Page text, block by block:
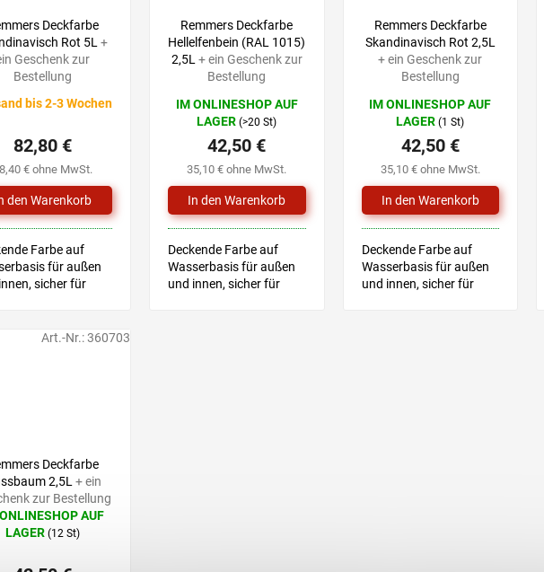
Deckfarbe
Rot 5L+
Geschenk zur
Bestellung
bis 2-3 Wochen
€ ohne MwSt.
82,80 €
Farbe auf
für außen
sicher für
Remmers Deckfarbe
Hellelfenbein (RAL 1015)
2,5L + ein Geschenk zur
Bestellung
IM ONLINESHOP AUF
LAGER(>20 St)
35,10 € ohne MwSt.
42,50 €
Deckende Farbe auf
Wasserbasis für außen
und innen, sicher für
Remmers Deckfarbe
Skandinavisch Rot 2,5L
+ ein Geschenk zur
Bestellung
IM ONLINESHOP AUF
LAGER(1 St)
35,10 € ohne MwSt.
42,50 €
Deckende Farbe auf
Wasserbasis für außen
und innen, sicher für
Deckfarbe
2,5L + ein
zur Bestellung
AUF
LAGER(12 St)
Art.-Nr.:360703